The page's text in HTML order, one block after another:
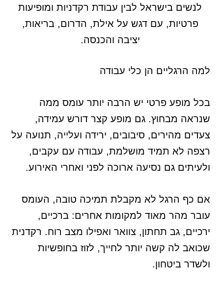
לנשים בישראל לבין עבודת רקדניות ומופיעות
פרטיות, עם דגש על אילת, הדרום, בריאות,
יציבה והכנסה.
למה הרגליים הן כלי עבודה
בכל מופע פרטי יש הרבה יותר עומס ממה
שנראה מבחוץ. גם מופע קצר דורש עמידה,
צעדים מהירים, סיבובים, ירידה ועלייה, תנועה על
רצפה לא תמיד מושלמת, עבודה עם עקבים,
ולעיתים גם נסיעה ארוכה לפני ואחרי האירוע.
אם כף הרגל לא מקבלת תמיכה טובה, העומס
עובר מהר מאוד למקומות אחרים: ברכיים,
ירכיים, גב תחתון, צוואר ואפילו מצב רוח. רקדנית
שכואב לה קשה יותר לחייך, לזוז בחופשיות
ולשדר ביטחון.